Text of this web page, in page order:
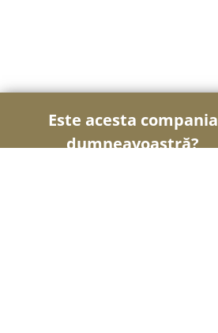
Este acesta compania
dumneavoastră?